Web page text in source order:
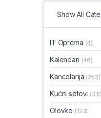
Show All
IT Oprema (4)
Kalendari (46)
Kancelarija (253)
Kućni setovi
Olovke (123)